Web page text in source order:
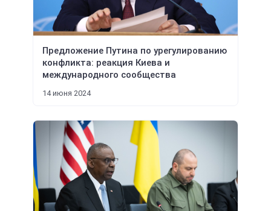
Предложение Путина по урегулированию
конфликта: реакция Киева и
международного сообщества
14 июня 2024